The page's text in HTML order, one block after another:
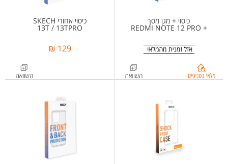
כיסוי + מגן מסך
+ REDMI NOTE 12 PRO
מלאי
כיסוי אחורי SKECH
13T / 13TPRO
129 ₪